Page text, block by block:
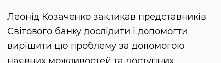
Леонід Козаченко закликав представників
Світового банку дослідити і допомогти
вирішити цю проблему за допомогою
наявних можливостей та доступних